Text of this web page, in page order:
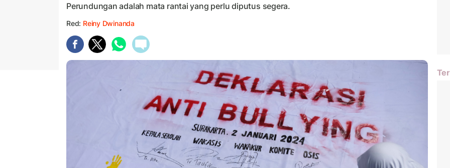
Perundungan adalah mata rantai yang perlu diputus segera.
Red: Reiny Dwinanda